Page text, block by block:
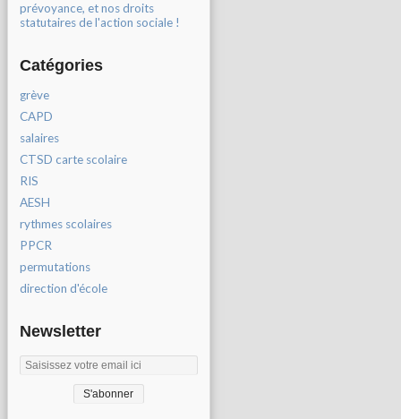
prévoyance, et nos droits
statutaires de l'action sociale !
Catégories
grève
CAPD
salaires
CTSD carte scolaire
RIS
AESH
rythmes scolaires
PPCR
permutations
direction d'école
Newsletter